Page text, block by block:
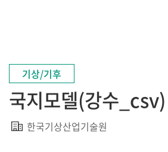
데이터 수요조사
기상/기후
국지모델(강수_csv)
한국기상산업기술원